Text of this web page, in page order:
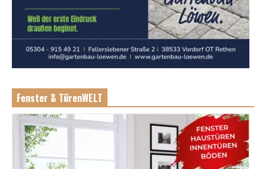
Fenster & TürenWELT